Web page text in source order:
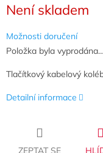
cena:
Není skladem
Možnosti doručení
Položka byla vyprodána…
Tlačítkový kabelový
Detailní informace
ZEPTAT SE